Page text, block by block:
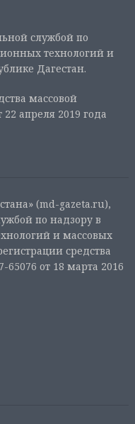
службой по
технологий и
Дагестан.
массовой
апреля 2019 года
(md-gazeta.ru),
по надзору в
и массовых
средства
от 18 марта 2016